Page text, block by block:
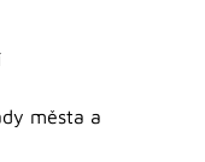
města a